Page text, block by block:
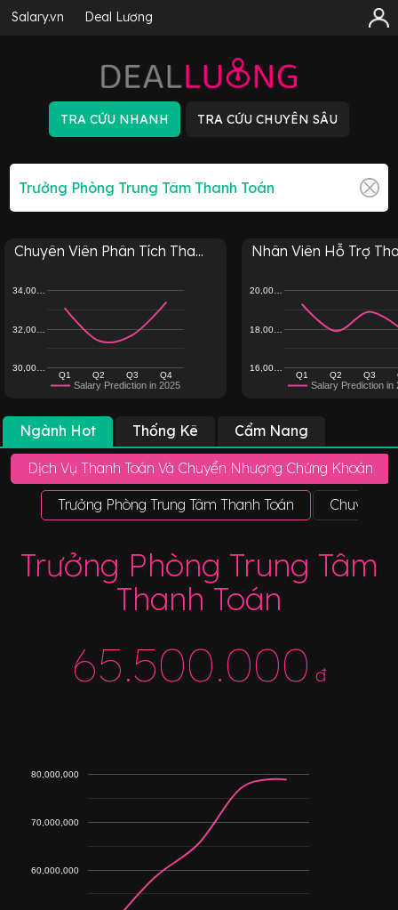
Salary.vn Deal Lương
Chuyên Viên Phân Tích Tha...
Salary Prediction in 2025
Q1 Q2 Q3 Q4
30,00…
32,00…
34,00…
Nhân Viên Hỗ Trợ
Salary Prediction in
Q1 Q2 Q3
16,00…
18,00…
20,00…
Ngành Hot Thống Kê Cẩm Nang
Dịch Vụ Thanh Toán Và Chuyển Nhượng Chứng Khoán
Trưởng Phòng Trung Tâm Thanh Toán Chuyên
Trưởng Phòng Trung Tâm
Thanh Toán
65.500.000 đ
60,000,000
70,000,000
80,000,000